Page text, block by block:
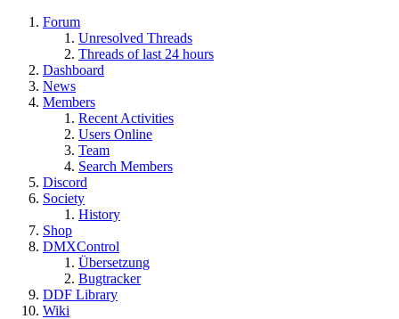
Forum
Unresolved Threads
Threads of last 24 hours
Dashboard
News
Members
Recent Activities
Users Online
Team
Search Members
Discord
Society
History
Shop
DMXControl
Übersetzung
Bugtracker
DDF Library
Wiki